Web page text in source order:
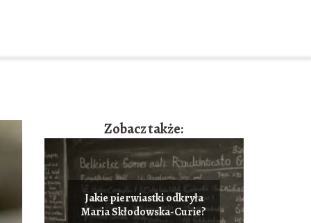
Zobacz także:
Jakie pierwiastki odkryła
Maria Skłodowska-Curie?